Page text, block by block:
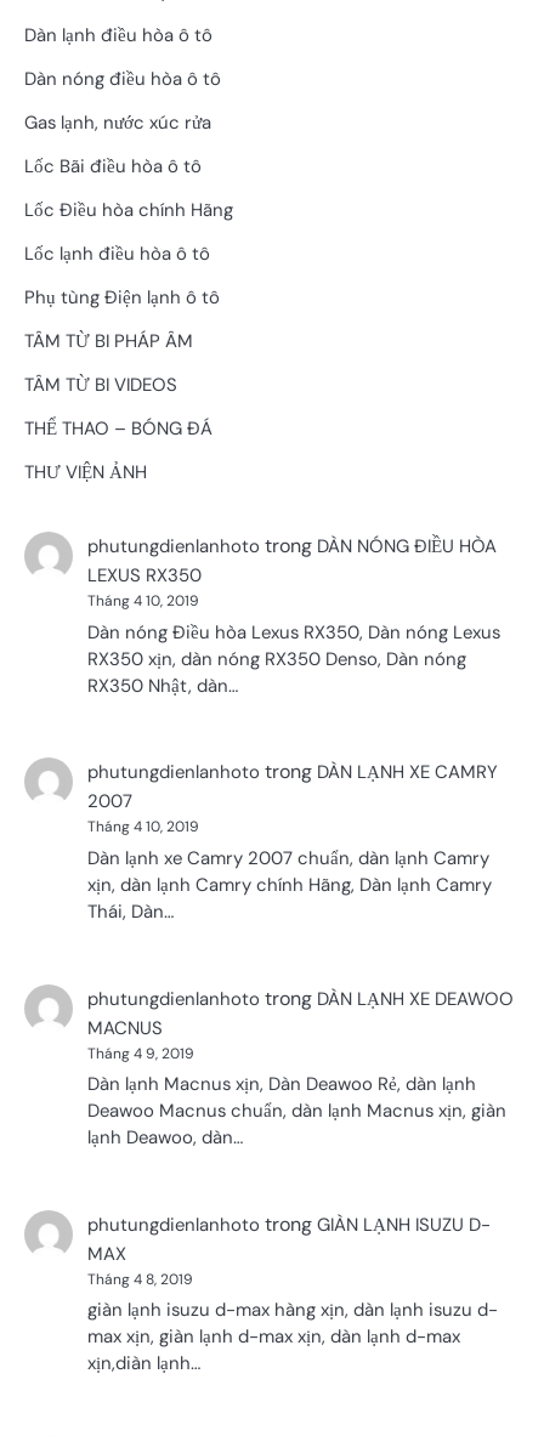
Dàn lạnh điều hòa ô tô
Dàn nóng điều hòa ô tô
Gas lạnh, nước xúc rửa
Lốc Bãi điều hòa ô tô
Lốc Điều hòa chính Hãng
Lốc lạnh điều hòa ô tô
Phụ tùng Điện lạnh ô tô
TÂM TỪ BI PHÁP ÂM
TÂM TỪ BI VIDEOS
THỂ THAO – BÓNG ĐÁ
THƯ VIỆN ẢNH
phutungdienlanhoto trong DÀN NÓNG ĐIỀU HÒA
LEXUS RX350
Tháng 4 10, 2019
Dàn nóng Điều hòa Lexus RX350, Dàn nóng Lexus
RX350 xịn, dàn nóng RX350 Denso, Dàn nóng
RX350 Nhật, dàn…
phutungdienlanhoto trong DÀN LẠNH XE CAMRY
2007
Tháng 4 10, 2019
Dàn lạnh xe Camry 2007 chuẩn, dàn lạnh Camry
xịn, dàn lạnh Camry chính Hãng, Dàn lạnh Camry
Thái, Dàn…
phutungdienlanhoto trong DÀN LẠNH XE DEAWOO
MACNUS
Tháng 4 9, 2019
Dàn lạnh Macnus xịn, Dàn Deawoo Rẻ, dàn lạnh
Deawoo Macnus chuẩn, dàn lạnh Macnus xịn, giàn
lạnh Deawoo, dàn…
phutungdienlanhoto trong GIÀN LẠNH ISUZU D-
MAX
Tháng 4 8, 2019
giàn lạnh isuzu d-max hàng xịn, dàn lạnh isuzu d-
max xịn, giàn lạnh d-max xịn, dàn lạnh d-max
xịn,diàn lạnh…